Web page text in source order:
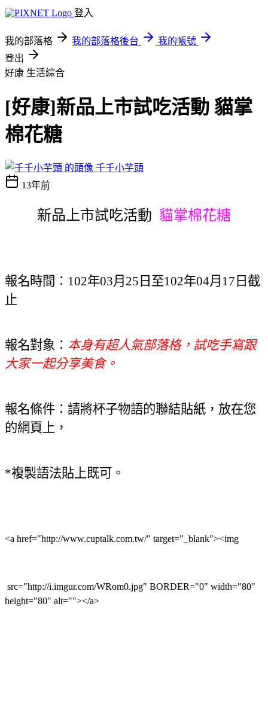
登入
我的部落格 我的部落格後台
我的帳號
登出
好康 生活綜合
[好康]新品上市試吃活動 貓掌
棉花糖
千千小芋頭
13年前
新品上市試吃活動 貓掌棉花糖
報名時間：102年03月25日至102年04月17日截
止
報名對象： 本身有超人氣部落格，試吃手寫跟
大家一起分享美食。
報名條件：請將杯子物語的聯結貼紙，放在您
的網頁上，
*複製語法貼上既可。
<a href="http://www.cuptalk.com.tw/" target="_blank"><img
src="http://i.imgur.com/WRom0.jpg" BORDER="0" width="80"
height="80" alt=""></a>